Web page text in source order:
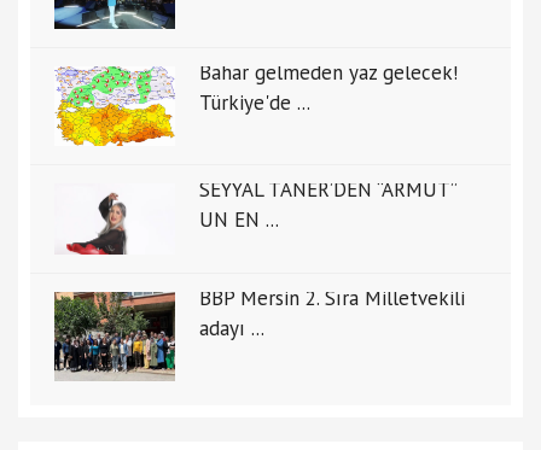
Bahar gelmeden yaz gelecek!
Türkiye'de ...
SEYYAL TANER’DEN “ARMUT”
UN EN ...
BBP Mersin 2. Sıra Milletvekili
adayı ...